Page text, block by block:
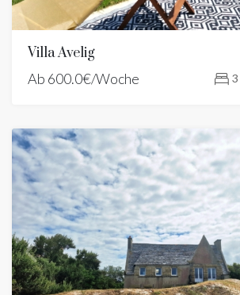
Villa Avelig
Ab 600.0€/Woche 3